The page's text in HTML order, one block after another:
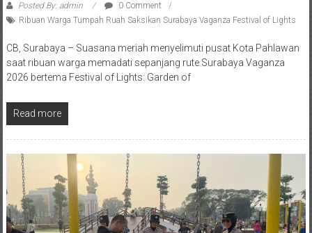
Posted By: admin
0 Comment
Ribuan Warga Tumpah Ruah Saksikan Surabaya Vaganza Festival of Lights
CB, Surabaya – Suasana meriah menyelimuti pusat Kota Pahlawan
saat ribuan warga memadati sepanjang rute Surabaya Vaganza
2026 bertema Festival of Lights: Garden of
Read more